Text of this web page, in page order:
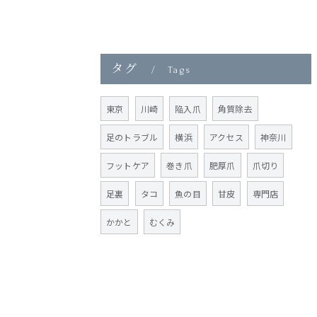
タグ Tags
東京 川崎 陥入爪 角質除去
足のトラブル 横浜 アクセス 神奈川
フットケア 巻き爪 肥厚爪 爪切り
足裏 タコ 魚の目 甘皮 専門店
かかと むくみ